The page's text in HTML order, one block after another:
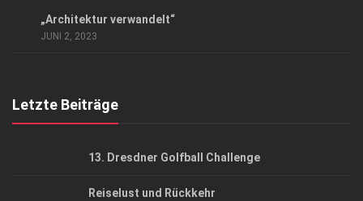
„Architektur verwandelt“
JUNI 2, 2023
Letzte Beiträge
13. Dresdner Golfball Challenge
Reiselust und Rückkehr